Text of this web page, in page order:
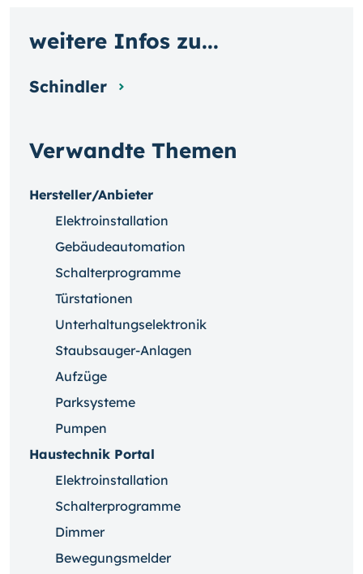
Verwandte Themen
Hersteller/Anbieter
Elektroinstallation
Gebäudeautomation
Schalterprogramme
Türstationen
Unterhaltungselektronik
Staubsauger-Anlagen
Aufzüge
Parksysteme
Pumpen
Haustechnik Portal
Elektroinstallation
Schalterprogramme
Dimmer
Bewegungsmelder
weitere Infos zu...
Schindler